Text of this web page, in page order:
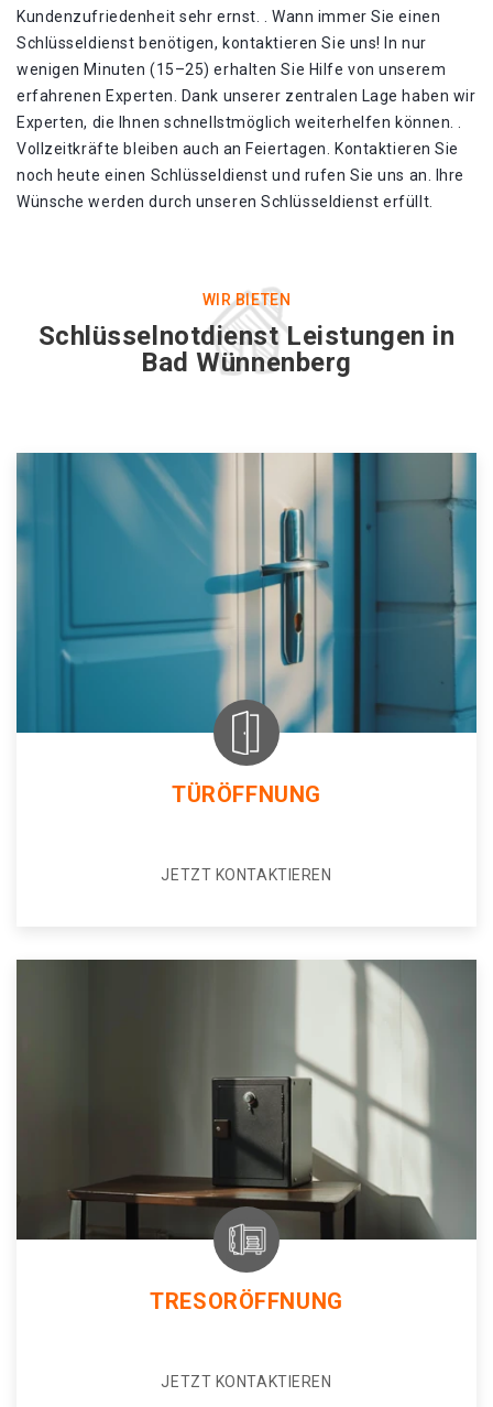
Kundenzufriedenheit sehr ernst. . Wann immer Sie einen
Schlüsseldienst benötigen, kontaktieren Sie uns! In nur
wenigen Minuten (15–25) erhalten Sie Hilfe von unserem
erfahrenen Experten. Dank unserer zentralen Lage haben wir
Experten, die Ihnen schnellstmöglich weiterhelfen können. .
Vollzeitkräfte bleiben auch an Feiertagen. Kontaktieren Sie
noch heute einen Schlüsseldienst und rufen Sie uns an. Ihre
Wünsche werden durch unseren Schlüsseldienst erfüllt.
WIR BIETEN
Schlüsselnotdienst Leistungen in
Bad Wünnenberg
TÜRÖFFNUNG
JETZT KONTAKTIEREN
TRESORÖFFNUNG
JETZT KONTAKTIEREN